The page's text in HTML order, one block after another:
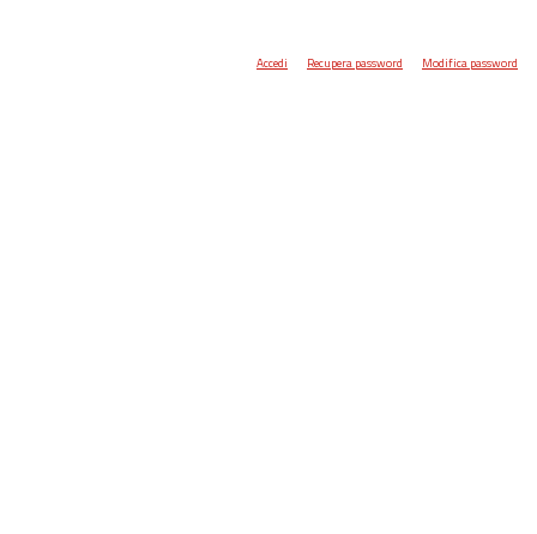
Accedi Recupera password Modifica password